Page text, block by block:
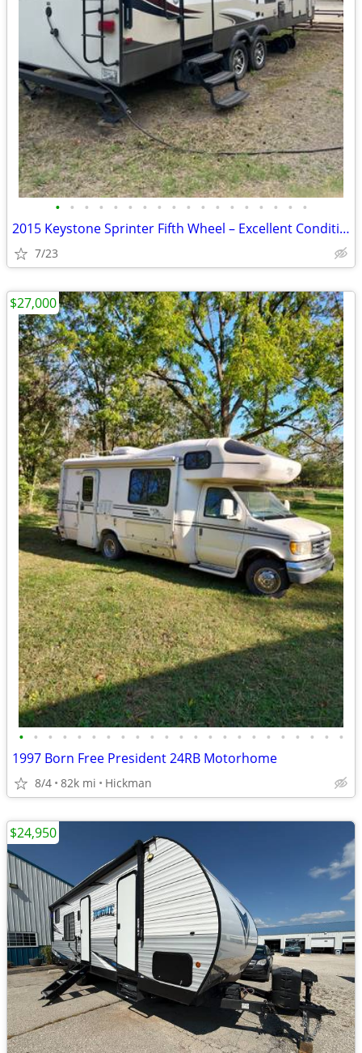
• • • • • • • • • • • • • • • • • •
2015 Keystone Sprinter Fifth Wheel – Excellent Condition
7/23
• • • • • • • • • • • • • • • • • • • • • • •
1997 Born Free President 24RB Motorhome
8/4 82k mi Hickman
$27,000
$24,950